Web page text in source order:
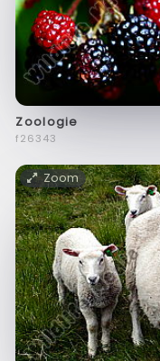
Zoologie
f26343
Zoom